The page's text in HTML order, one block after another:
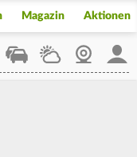
Magazin Aktionen
StaupilotWetterWebcam